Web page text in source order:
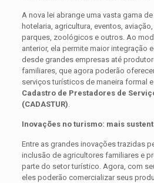
A nova lei abrange uma vasta gama
hotelaria, agricultura, eventos,
parques, zoológicos e outros. Ao
anterior, ela permite maior integração
desde grandes empresas até
familiares, que agora poderão
serviços turísticos de maneira formal
Cadastro de Prestadores de
(CADASTUR)
Inovações no turismo: mais
Entre as grandes inovações trazidas
inclusão de agricultores familiares e
parte do setor turístico. Agora, com
eles poderão comercializar seus